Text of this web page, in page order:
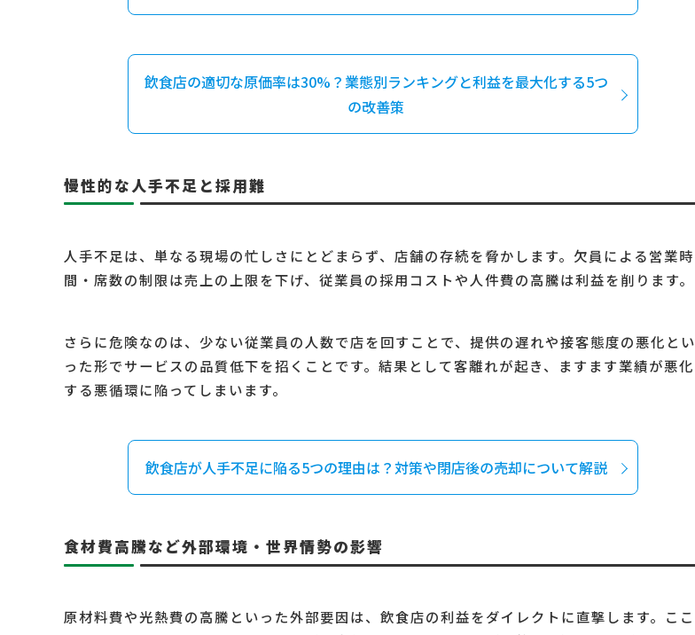
飲食店の適切な原価率は30%？業態別ランキングと利益を最大化する5つ
の改善策
慢性的な人手不足と採用難
人手不足は、単なる現場の忙しさにとどまらず、店舗の存続を脅かします。欠員による営業時
間・席数の制限は売上の上限を下げ、従業員の採用コストや人件費の高騰は利益を削ります。
さらに危険なのは、少ない従業員の人数で店を回すことで、提供の遅れや接客態度の悪化とい
った形でサービスの品質低下を招くことです。結果として客離れが起き、ますます業績が悪化
する悪循環に陥ってしまいます。
飲食店が人手不足に陥る5つの理由は？対策や閉店後の売却について解説
食材費高騰など外部環境・世界情勢の影響
原材料費や光熱費の高騰といった外部要因は、飲食店の利益をダイレクトに直撃します。ここ